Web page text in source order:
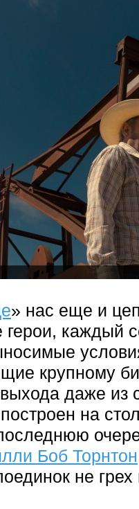
» нас еще и
герои, каждый
крупному
даже из
на
Боб Торнтон
не